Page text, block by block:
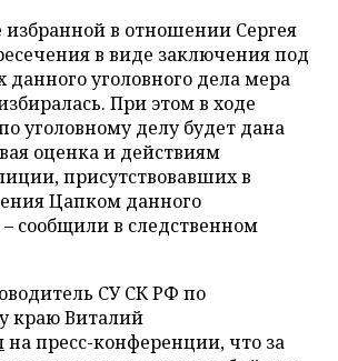
избранной в отношении Сергея
в виде заключения под
данного уголовного дела мера
При этом в ходе
уголовному делу будет дана
оценка и действиям
присутствовавших в
Цапком данного
сообщили в следственном
СУ СК РФ по
краю Виталий
на пресс-конференции, что за